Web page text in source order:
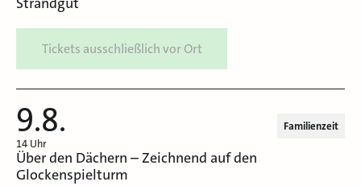
Tickets ausschließlich vor Ort
9.8.
14 Uhr
Familienzeit
Über den Dächern – Zeichnend auf den
Glockenspielturm